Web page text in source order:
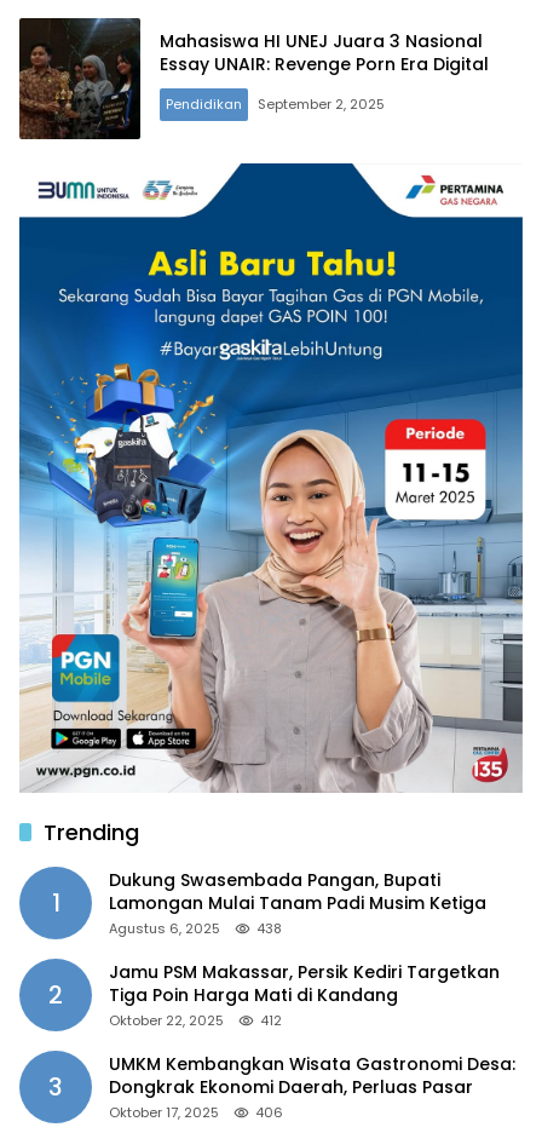
Mahasiswa HI UNEJ Juara 3 Nasional
Essay UNAIR: Revenge Porn Era Digital
Pendidikan September 2, 2025
Trending
1
Dukung Swasembada Pangan, Bupati
Lamongan Mulai Tanam Padi Musim Ketiga
Agustus 6, 2025 438
2
Jamu PSM Makassar, Persik Kediri Targetkan
Tiga Poin Harga Mati di Kandang
Oktober 22, 2025 412
3
UMKM Kembangkan Wisata Gastronomi Desa:
Dongkrak Ekonomi Daerah, Perluas Pasar
Oktober 17, 2025 406